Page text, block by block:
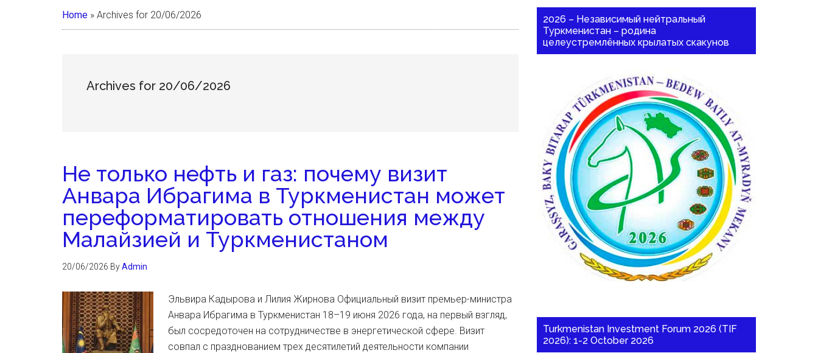
Home » Archives for 20/06/2026
Archives for 20/06/2026
Не только нефть и газ: почему визит
Анвара Ибрагима в Туркменистан может
переформатировать отношения между
Малайзией и Туркменистаном
20/06/2026 ByAdmin
Эльвира Кадырова и Лилия Жирнова Официальный визит премьер-министра
Анвара Ибрагима в Туркменистан 18–19 июня 2026 года, на первый взгляд,
был сосредоточен на сотрудничестве в энергетической сфере. Визит
совпал с празднованием трех десятилетий деятельности компании
2026 – Независимый нейтральный
Туркменистан – родина
целеустремлённых крылатых скакунов
Turkmenistan Investment Forum 2026 (TIF
2026): 1-2 October 2026